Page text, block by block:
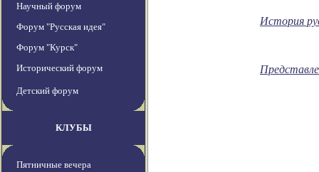
Научный форум
Форум "Русская идея"
Форум "Курск"
Исторический форум
Детский форум
КЛУБЫ
Пятничные вечера
История